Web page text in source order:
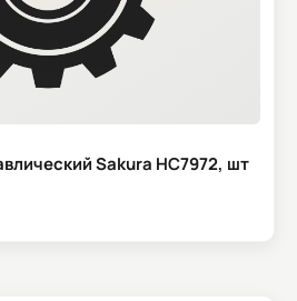
Sakura HC7972, шт